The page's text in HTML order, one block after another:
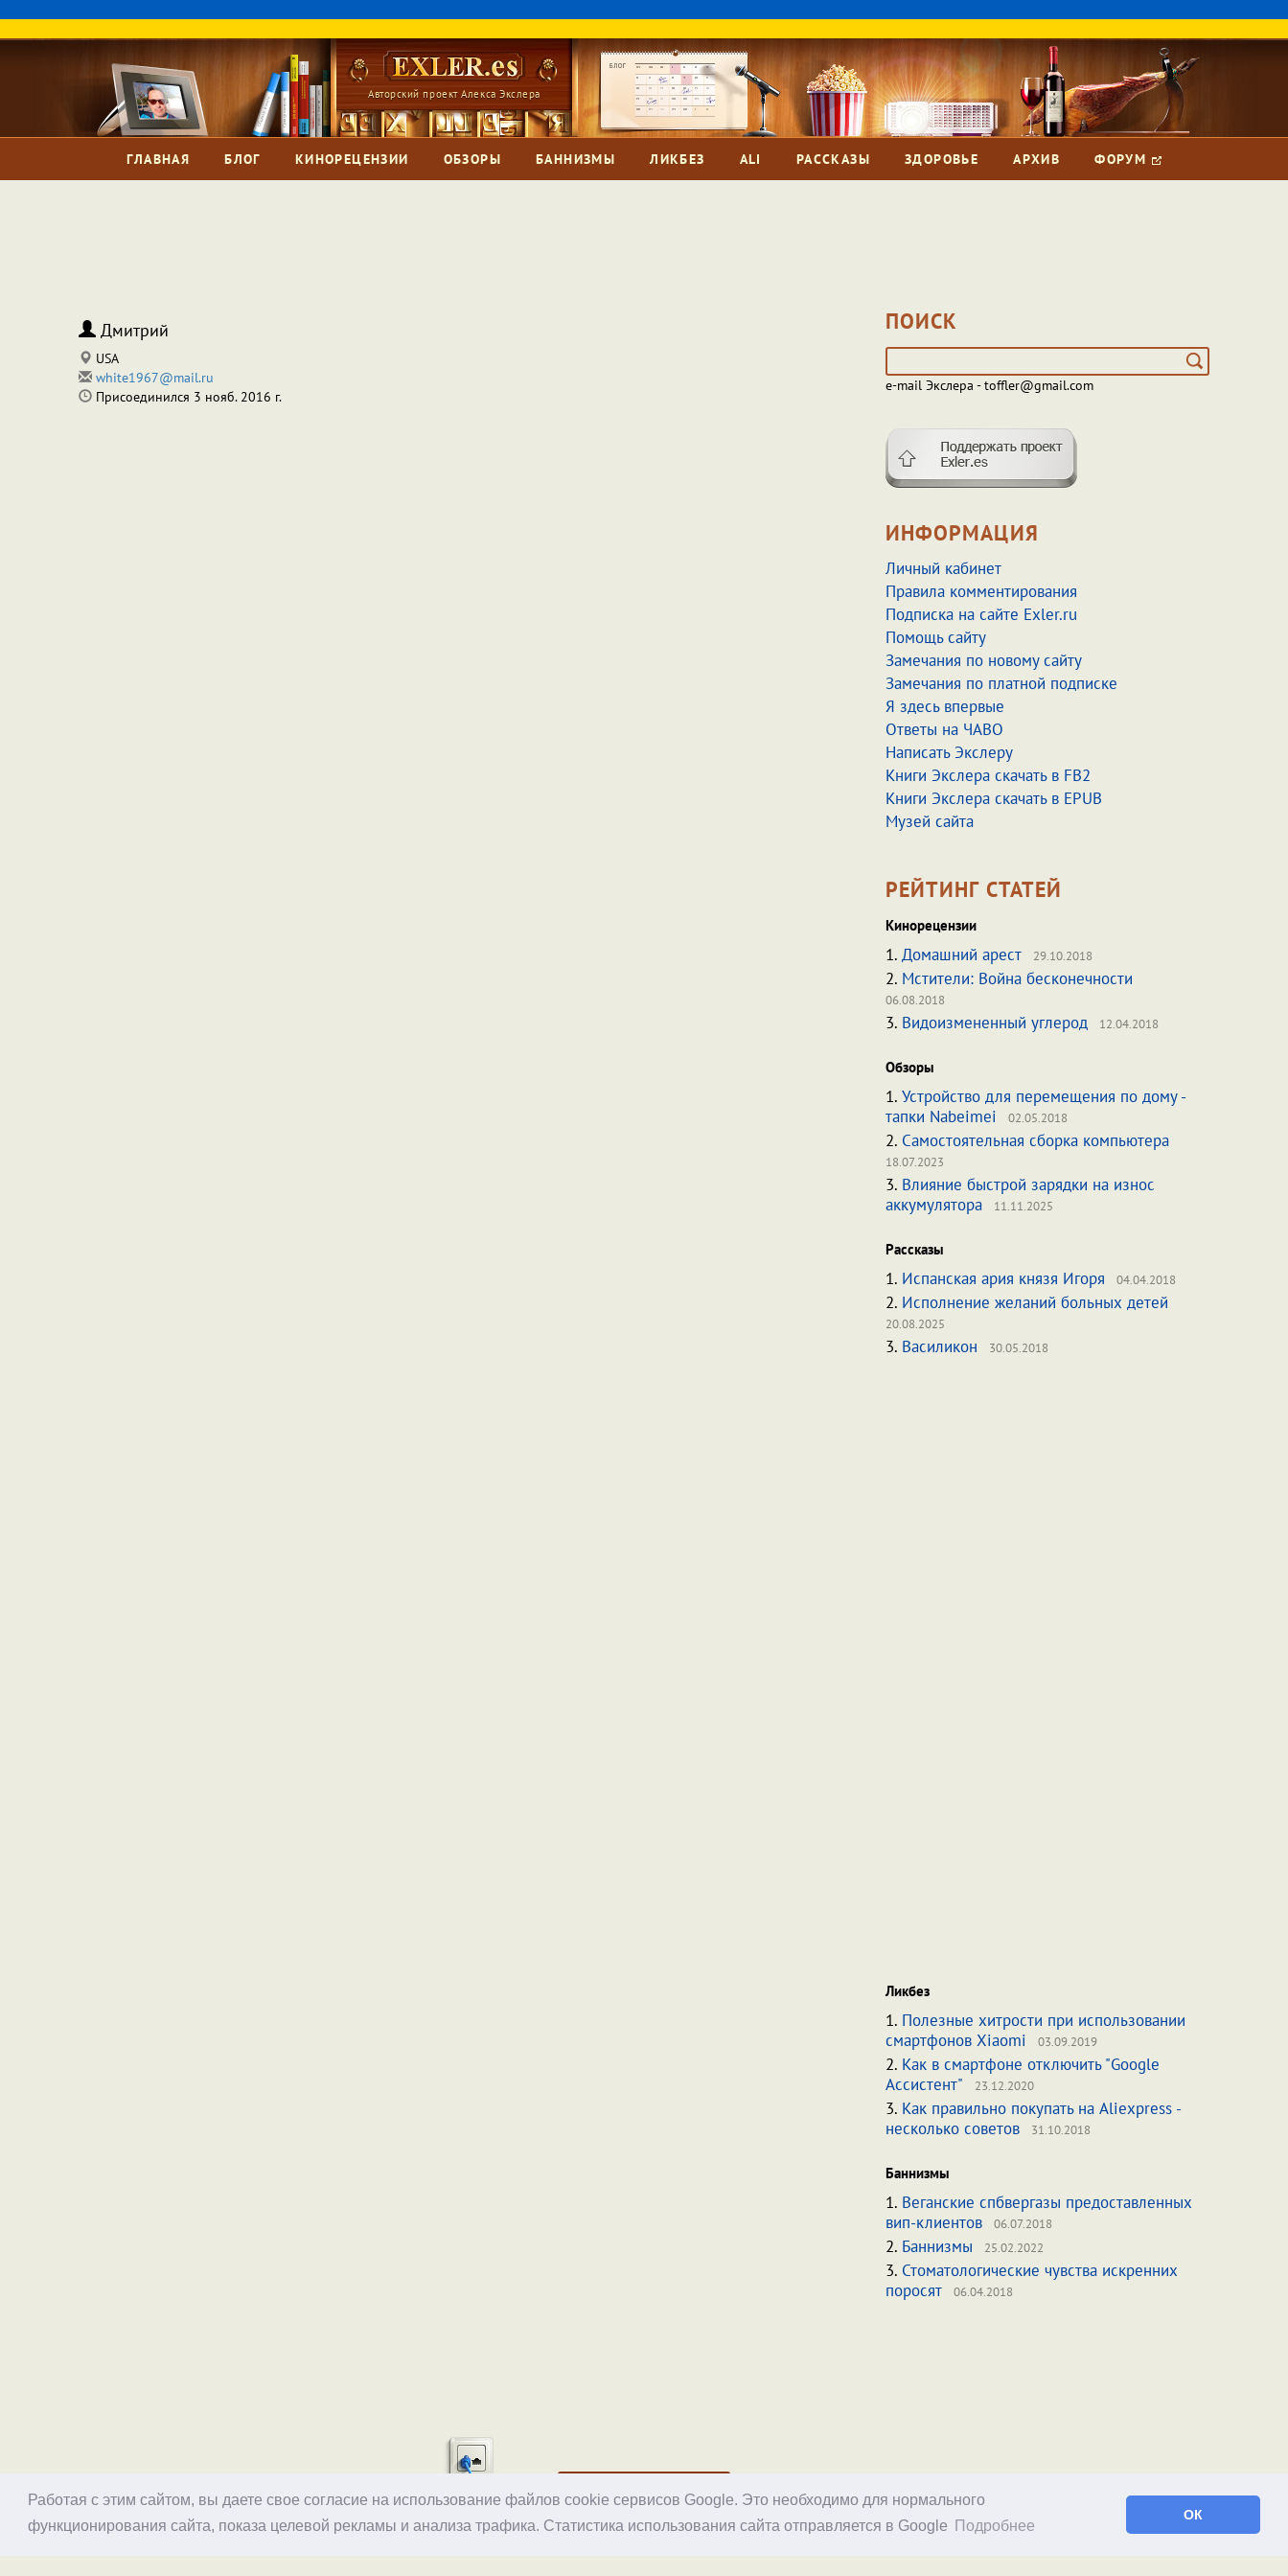
Работая с этим сайтом, вы даете свое согласие на использование файлов cookie сервисов Google. Это необходимо для нормального
функционирования сайта, показа целевой рекламы и анализа трафика. Статистика использования сайта отправляется в Google
Подробнее
ОК
Авторский проект Алекса Экслера
ГЛАВНАЯ БЛОГ КИНОРЕЦЕНЗИИ ОБЗОРЫ БАННИЗМЫ ЛИКБЕЗ ALI РАССКАЗЫ ЗДОРОВЬЕ АРХИВ ФОРУМ
Дмитрий
USA
white1967@mail.ru
Присоединился 3 нояб. 2016 г.
ПОИСК
e-mail Экслера - toffler@gmail.com
ИНФОРМАЦИЯ
Личный кабинет
Правила комментирования
Подписка на сайте Exler.ru
Помощь сайту
Замечания по новому сайту
Замечания по платной подписке
Я здесь впервые
Ответы на ЧАВО
Написать Экслеру
Книги Экслера скачать в FB2
Книги Экслера скачать в EPUB
Музей сайта
РЕЙТИНГ СТАТЕЙ
Кинорецензии
1. Домашний арест 29.10.2018
2. Мстители: Война бесконечности
06.08.2018
3. Видоизмененный углерод 12.04.2018
Обзоры
1. Устройство для перемещения по дому -
тапки Nabeimei
02.05.2018
2. Самостоятельная сборка компьютера
18.07.2023
3. Влияние быстрой зарядки на износ
аккумулятора
11.11.2025
Рассказы
1. Испанская ария князя Игоря 04.04.2018
2. Исполнение желаний больных детей
20.08.2025
3. Василикон 30.05.2018
Ликбез
1. Полезные хитрости при использовании
смартфонов Xiaomi
03.09.2019
2. Как в смартфоне отключить "Google
Ассистент"
23.12.2020
3. Как правильно покупать на Aliexpress -
несколько советов
31.10.2018
Баннизмы
1. Веганские спбвергазы предоставленных
вип-клиентов
06.07.2018
2. Баннизмы 25.02.2022
3. Стоматологические чувства искренних
поросят
06.04.2018
© 1998–2026 Alex Exler RSS блога